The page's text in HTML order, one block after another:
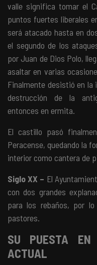
valle significa tomar el
puntos fuertes liberales
será atacado hasta en
el segundo de los
por Juan de Dios Polo,
asaltar en varias
Finalmente desistió en la
destrucción de la
entonces en ermita.
El castillo pasó
Peracense, quedando la
interior como cantera de
Siglo XX – El
con dos grandes
paralos rebaños, por
pastores.
SU PUESTA
ACTUAL